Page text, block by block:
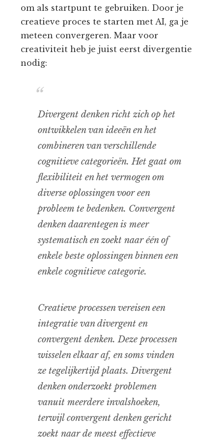
om als startpunt te gebruiken. Door je
creatieve proces te starten met AI, ga je
meteen convergeren. Maar voor
creativiteit heb je juist eerst divergentie
nodig:
Divergent denken richt zich op het
ontwikkelen van ideeën en het
combineren van verschillende
cognitieve categorieën. Het gaat om
flexibiliteit en het vermogen om
diverse oplossingen voor een
probleem te bedenken. Convergent
denken daarentegen is meer
systematisch en zoekt naar één of
enkele beste oplossingen binnen een
enkele cognitieve categorie.
Creatieve processen vereisen een
integratie van divergent en
convergent denken. Deze processen
wisselen elkaar af, en soms vinden
ze tegelijkertijd plaats. Divergent
denken onderzoekt problemen
vanuit meerdere invalshoeken,
terwijl convergent denken gericht
zoekt naar de meest effectieve